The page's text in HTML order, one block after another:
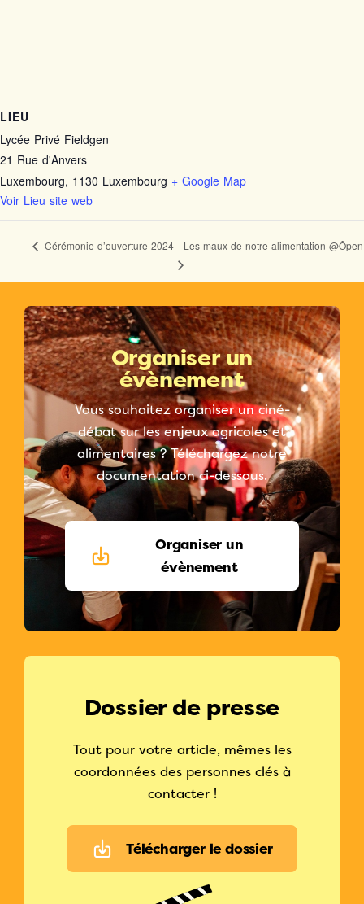
LIEU
Lycée Privé Fieldgen
21 Rue d'Anvers
Luxembourg, 1130 Luxembourg + Google Map
Voir Lieu site web
Cérémonie d’ouverture 2024 Les maux de notre alimentation @Ôpen
Organiser un
évènement
Vous souhaitez organiser un ciné-
débat sur les enjeux agricoles et
alimentaires ? Téléchargez notre
documentation ci-dessous.
Organiser un
évènement
Dossier de presse
Tout pour votre article, mêmes les
coordonnées des personnes clés à
contacter !
Télécharger le dossier